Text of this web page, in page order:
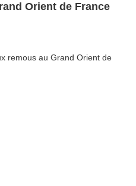
Orient de France